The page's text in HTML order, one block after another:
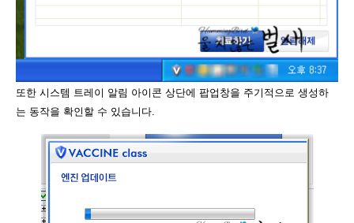
또한 시스템 트레이 알림 아이콘 상단에 팝업창을 주기적으로 생성하
는 동작을 확인할 수 있습니다.